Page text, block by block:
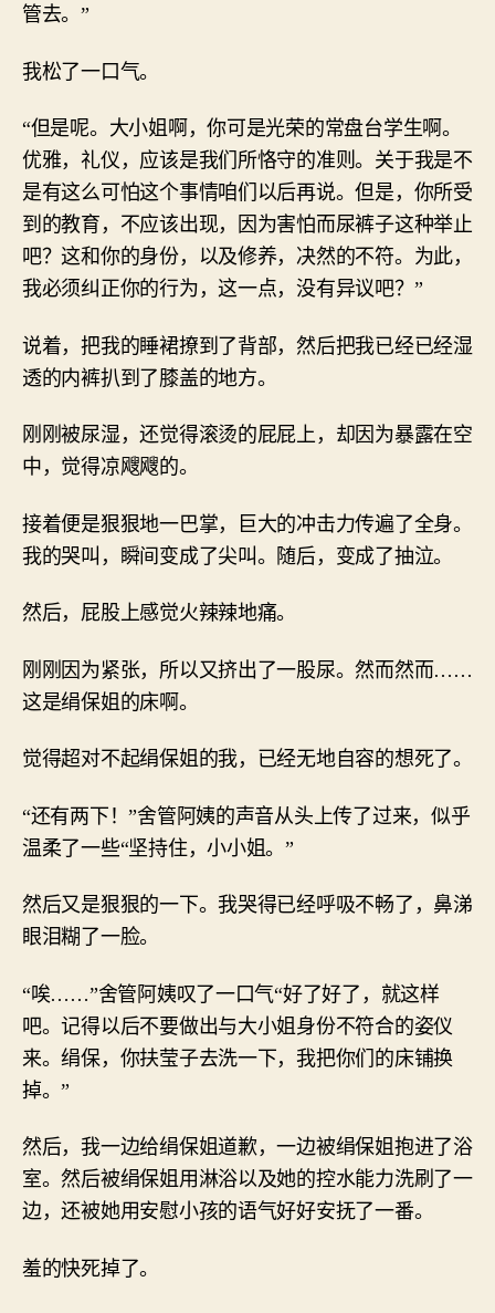
管去。”
我松了一口气。
“但是呢。大小姐啊，你可是光荣的常盘台学生啊。
优雅，礼仪，应该是我们所恪守的准则。关于我是不
是有这么可怕这个事情咱们以后再说。但是，你所受
到的教育，不应该出现，因为害怕而尿裤子这种举止
吧？这和你的身份，以及修养，决然的不符。为此，
我必须纠正你的行为，这一点，没有异议吧？”
说着，把我的睡裙撩到了背部，然后把我已经已经湿
透的内裤扒到了膝盖的地方。
刚刚被尿湿，还觉得滚烫的屁屁上，却因为暴露在空
中，觉得凉飕飕的。
接着便是狠狠地一巴掌，巨大的冲击力传遍了全身。
我的哭叫，瞬间变成了尖叫。随后，变成了抽泣。
然后，屁股上感觉火辣辣地痛。
刚刚因为紧张，所以又挤出了一股尿。然而然而……
这是绢保姐的床啊。
觉得超对不起绢保姐的我，已经无地自容的想死了。
“还有两下！”舍管阿姨的声音从头上传了过来，似乎
温柔了一些“坚持住，小小姐。”
然后又是狠狠的一下。我哭得已经呼吸不畅了，鼻涕
眼泪糊了一脸。
“唉……”舍管阿姨叹了一口气“好了好了，就这样
吧。记得以后不要做出与大小姐身份不符合的姿仪
来。绢保，你扶莹子去洗一下，我把你们的床铺换
掉。”
然后，我一边给绢保姐道歉，一边被绢保姐抱进了浴
室。然后被绢保姐用淋浴以及她的控水能力洗刷了一
边，还被她用安慰小孩的语气好好安抚了一番。
羞的快死掉了。